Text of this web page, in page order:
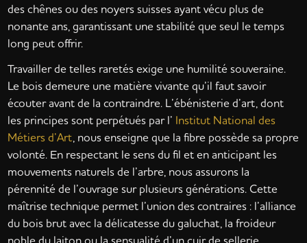
des chênes ou des noyers suisses ayant vécu plus de
nonante ans, garantissant une stabilité que seul le temps
long peut offrir.
Travailler de telles raretés exige une humilité souveraine.
Le bois demeure une matière vivante qu’il faut savoir
écouter avant de la contraindre. L’ébénisterie d’art, dont
les principes sont perpétués par l’ Institut National des
Métiers d’Art , nous enseigne que la fibre possède sa propre
volonté. En respectant le sens du fil et en anticipant les
mouvements naturels de l’arbre, nous assurons la
pérennité de l’ouvrage sur plusieurs générations. Cette
maîtrise technique permet l’union des contraires : l’alliance
du bois brut avec la délicatesse du galuchat, la froideur
noble du laiton ou la sensualité d’un cuir de sellerie.